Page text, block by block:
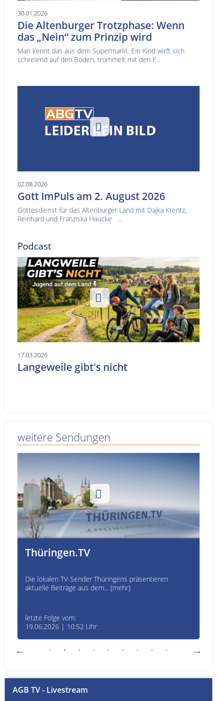
30.01.2026
Die Altenburger Trotzphase: Wenn
das „Nein“ zum Prinzip wird
Man kennt das aus dem Supermarkt: Ein Kind wirft sich
schreiend auf den Boden, trommelt mit den F...
02.08.2026
Gott ImPuls am 2. August 2026
Gottesdienst für das Altenburger Land mit Dajka Krentz,
Reinhard und Franziska Haucke ...
Podcast
17.03.2026
Langeweile gibt's nicht
weitere Sendungen
Thüringen.TV
Die lokalen TV-Sender Thüringens präsentieren
aktuelle Beiträge aus dem... [mehr]
letzte Folge vom:
19.06.2026 | 10:52 Uhr
AGB TV - Livestream